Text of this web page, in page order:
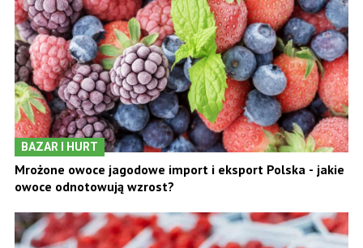
BAZAR I HURT
Mrożone owoce jagodowe import i eksport Polska - jakie
owoce odnotowują wzrost?